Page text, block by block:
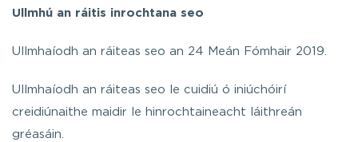
Ullmhú an ráitis inrochtana seo
Ullmhaíodh an ráiteas seo an 24 Meán Fómhair 2019.
Ullmhaíodh an ráiteas seo le cuidiú ó iniúchóirí
creidiúnaithe maidir le hinrochtaineacht láithreán
gréasáin.